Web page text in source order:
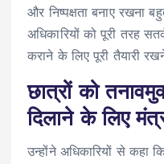
और निष्पक्षता बनाए रखना
अधिकारियों को पूरी तरह
कराने के लिए पूरी तैयारी
छात्रों को
दिलाने के लिए
उन्होंने अधिकारियों से कहा